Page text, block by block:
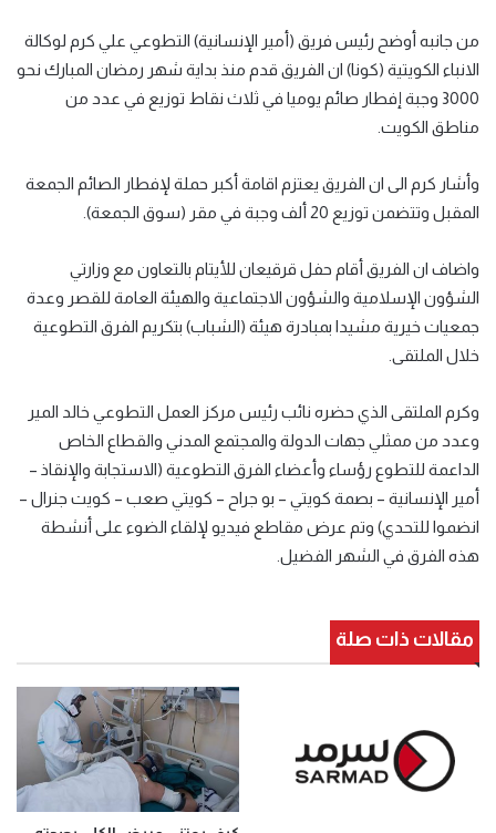
من جانبه أوضح رئيس فريق (أمير الإنسانية) التطوعي علي كرم لوكالة
الانباء الكويتية (كونا) ان الفريق قدم منذ بداية شهر رمضان المبارك نحو
3000 وجبة إفطار صائم يوميا في ثلاث نقاط توزيع في عدد من
مناطق الكويت
وأشار كرم الى ان الفريق يعتزم اقامة أكبر حملة لإفطار الصائم الجمعة
المقبل وتتضمن توزيع 20 ألف وجبة في مقر
(سوق الجمعة).
واضاف ان الفريق أقام حفل قرقيعان للأيتام بالتعاون مع وزارتي
الشؤون الإسلامية والشؤون الاجتماعية والهيئة العامة للقصر وعدة
جمعيات خيرية مشيدا بمبادرة هيئة (الشباب) بتكريم الفرق التطوعية
خلال الملتقى
وكرم الملتقى الذي حضره نائب رئيس مركز العمل التطوعي خالد المير
وعدد من ممثلي جهات الدولة والمجتمع المدني والقطاع الخاص
الداعمة للتطوع رؤساء وأعضاء الفرق التطوعية (الاستجابة والإنقاذ –
أمير الإنسانية – بصمة كويتي – بو جراح – كويتي صعب – كويت جنرال –
انضموا للتحدي) وتم عرض مقاطع فيديو لإلقاء الضوء على أنشطة
هذه الفرق في الشهر الفضيل
مقالات ذات صلة